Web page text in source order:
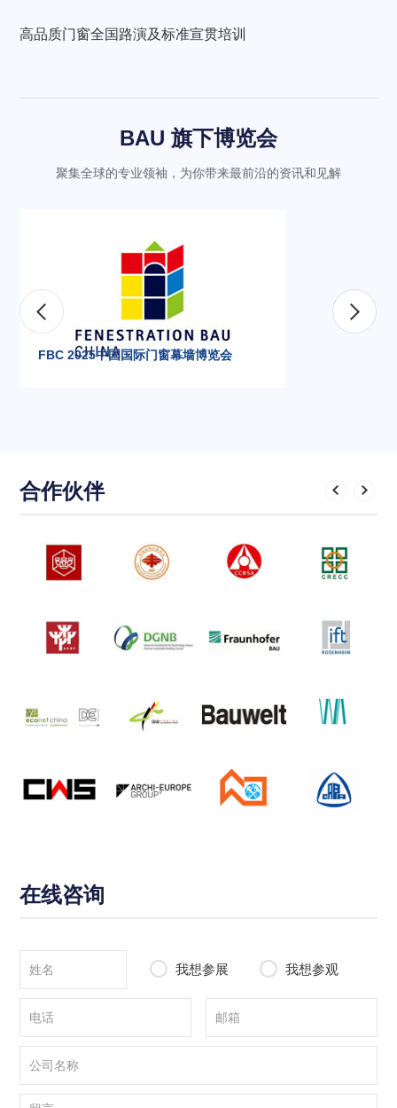
高品质门窗全国路演及标准宣贯培训
BAU 旗下博览会
聚集全球的专业领袖，为你带来最前沿的资讯和见解
FBC 2025中国国际门窗幕墙博览会
合作伙伴
在线咨询
我想参展 我想参观